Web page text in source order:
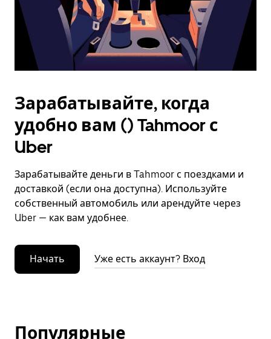
Зарабатывайте, когда
удобно вам () Tahmoor с
Uber
Зарабатывайте деньги в Tahmoor с поездками и
доставкой (если она доступна). Используйте
собственный автомобиль или арендуйте через
Uber — как вам удобнее.
Начать Уже есть аккаунт? Вход
Популярные